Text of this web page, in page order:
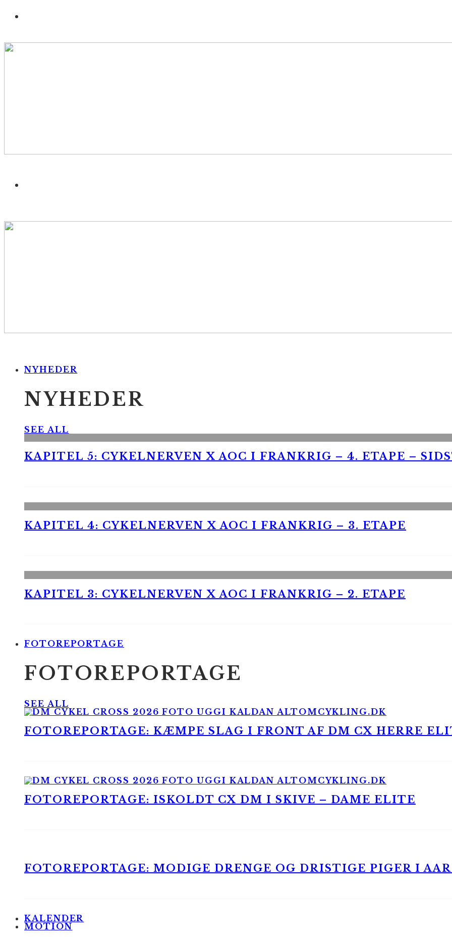
NYHEDER
NYHEDER
SEE ALL
KAPITEL 5: CYKELNERVEN X AOC I FRANKRIG – 4. ETAPE –
KAPITEL 4: CYKELNERVEN X AOC I FRANKRIG – 3. ETAPE
KAPITEL 3: CYKELNERVEN X AOC I FRANKRIG – 2. ETAPE
FOTOREPORTAGE
FOTOREPORTAGE
SEE ALL
FOTOREPORTAGE: KÆMPE SLAG I FRONT AF DM CX HERRE
FOTOREPORTAGE: ISKOLDT CX DM I SKIVE – DAME ELITE
FOTOREPORTAGE: MODIGE DRENGE OG DRISTIGE PIGER I
KALENDER
MOTION